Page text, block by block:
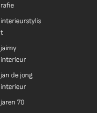
rafie
interieurstylis
t
jaimy
interieur
jan de jong
interieur
jaren 70